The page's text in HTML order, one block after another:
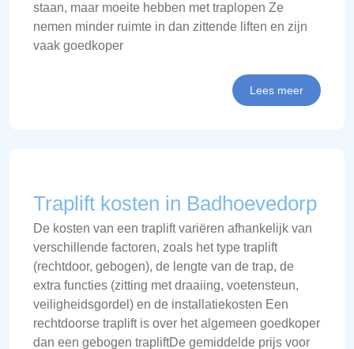
staan, maar moeite hebben met traplopen Ze
nemen minder ruimte in dan zittende liften en zijn
vaak goedkoper
Lees meer
Traplift kosten in Badhoevedorp
De kosten van een traplift variëren afhankelijk van
verschillende factoren, zoals het type traplift
(rechtdoor, gebogen), de lengte van de trap, de
extra functies (zitting met draaiing, voetensteun,
veiligheidsgordel) en de installatiekosten Een
rechtdoorse traplift is over het algemeen goedkoper
dan een gebogen trapliftDe gemiddelde prijs voor